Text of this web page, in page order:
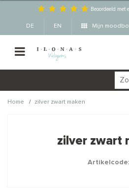
Beoordeeld met
DE EN Mijn
Home / zilver zwart maken
producten ook
zilver zwart
Artikelcode: